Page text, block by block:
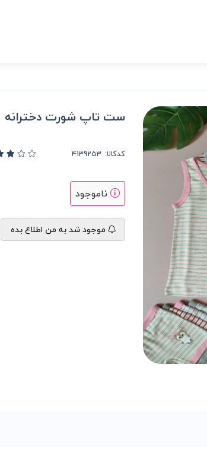
ست تاپ شورت دخترانه
کدکالا:
ناموجود
موجود شد به من اطلاع بده